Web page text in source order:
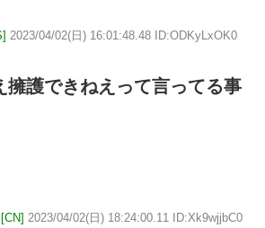
2023/04/02(日) 16:01:48.48 ID:ODKyLxOK0
擁護できねえって言ってる事
2023/04/02(日) 18:24:00.11 ID:Xk9wjjbC0